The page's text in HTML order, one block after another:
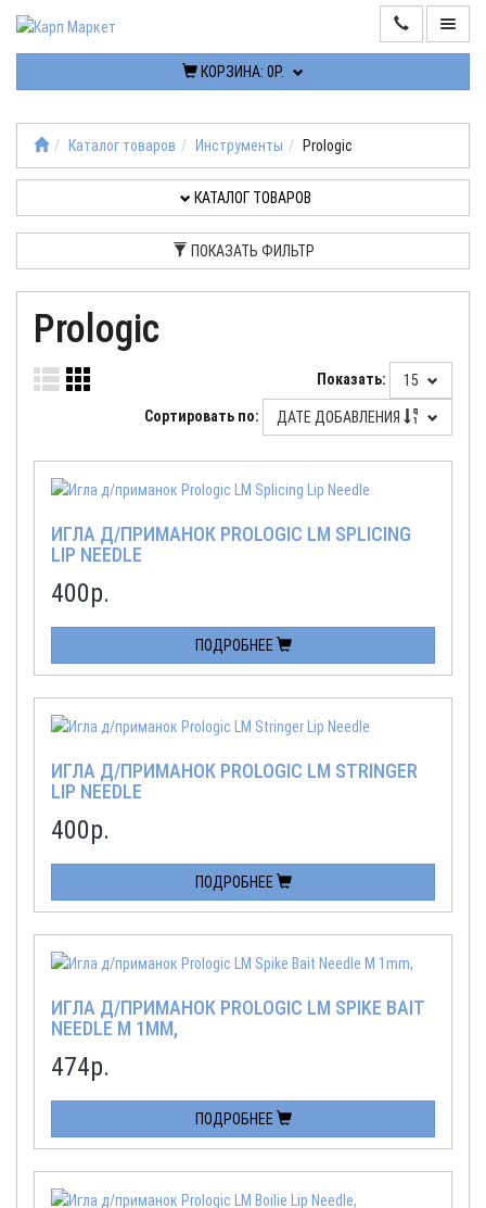
КОРЗИНА: 0Р.
КОНТАКТЫ
РАСПРОДАЖА
ПОСТУПЛЕНИЯ
КАБИНЕТ
Каталог товаров Инструменты Prologic
КАТАЛОГ ТОВАРОВ
ПОКАЗАТЬ ФИЛЬТР
Prologic
Показать: 15
Сортировать по: ДАТЕ ДОБАВЛЕНИЯ
ИГЛА Д/ПРИМАНОК PROLOGIC LM SPLICING
LIP NEEDLE
400р.
ПОДРОБНЕЕ
ИГЛА Д/ПРИМАНОК PROLOGIC LM STRINGER
LIP NEEDLE
400р.
ПОДРОБНЕЕ
ИГЛА Д/ПРИМАНОК PROLOGIC LM SPIKE BAIT
NEEDLE M 1MM,
474р.
ПОДРОБНЕЕ